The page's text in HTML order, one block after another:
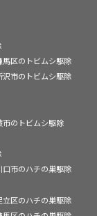
馬区のトビムシ駆除
沢市のトビムシ駆除
市のトビムシ駆除
口市のハチの巣駆除
立区のハチの巣駆除